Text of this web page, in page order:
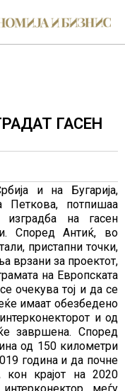
ГАСЕН
и на Бугарија,
Петкова, потпишаа
на гасен
Според Антиќ, во
пристапни точки,
врзани за проектот,
на Европската
очекува тој и да се
имаат обезбедено
и од
завршена. Според
од 150 километри
година и да почне
кон крајот на 2020